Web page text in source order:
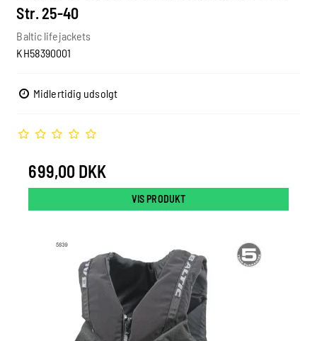
Str. 25-40
Baltic lifejackets
KH58390001
Midlertidig udsolgt
699,00 DKK
VIS PRODUKT